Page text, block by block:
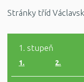
Stránky tříd
1. stupeň
1. 2.